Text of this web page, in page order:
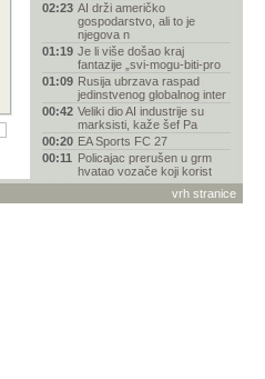
02:23 AI drži američko
gospodarstvo, ali to je
njegova n
01:19 Je li više došao kraj
fantazije „svi-mogu-biti-pro
01:09 Rusija ubrzava raspad
jedinstvenog globalnog inter
00:42 Veliki dio AI industrije su
marksisti, kaže šef Pa
00:20 EA Sports FC 27
00:11 Policajac prerušen u grm
hvatao vozače koji korist
23:58 Zašto je Nolanov Odisej
drugačiji od svih dosadašn
vrh stranice